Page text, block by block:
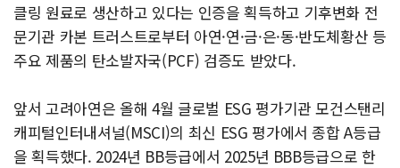
클링 원료로 생산하고 있다는 인증을 획득하고 기후변화 전
문기관 카본 트러스트로부터 아연·연·금·은·동·반도체황산 등
주요 제품의 탄소발자국(PCF) 검증도 받았다.
앞서 고려아연은 올해 4월 글로벌 ESG 평가기관 모건스탠리
캐피털인터내셔널(MSCI)의 최신 ESG 평가에서 종합 A등급
을 획득했다. 2024년 BB등급에서 2025년 BBB등급으로 한